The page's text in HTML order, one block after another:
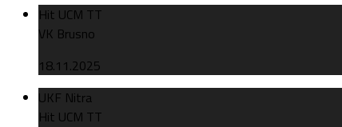
Hit UCM TT
VK Brusno
18.11.2025
UKF Nitra
Hit UCM TT